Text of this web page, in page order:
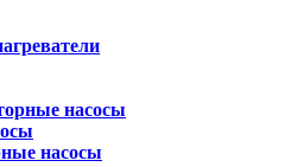
насосы
насосы